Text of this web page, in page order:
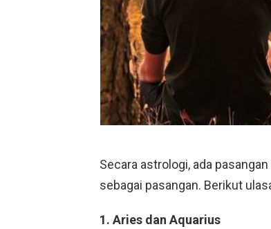
Secara astrologi, ada
sebagai pasangan. Berikut
1. Aries dan Aquarius